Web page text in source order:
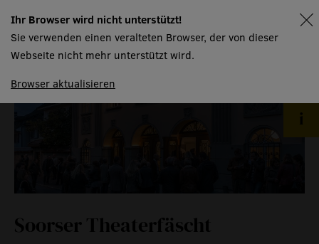
spielplan
historische medienberichte
eigenproduktionen mtg
Soorser Theaterfäscht
Ihr Browser wird nicht unterstützt!
Sie verwenden einen veralteten Browser, der von dieser
Webseite nicht mehr unterstützt wird.
Browser aktualisieren